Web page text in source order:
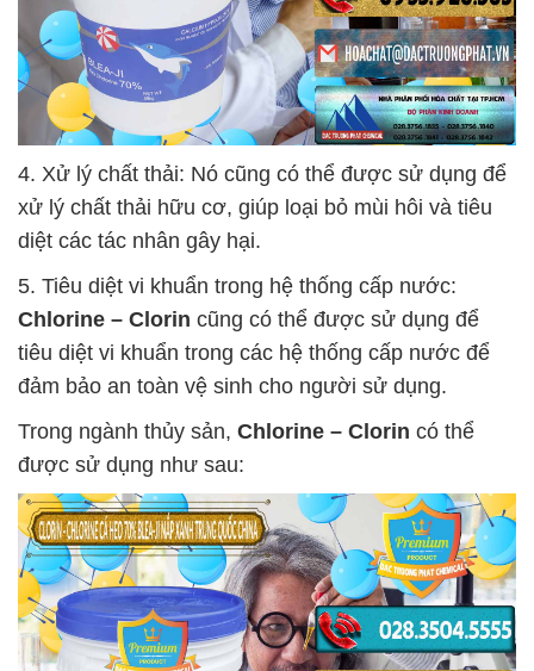
4. Xử lý chất thải: Nó cũng có thể được sử dụng để
xử lý chất thải hữu cơ, giúp loại bỏ mùi hôi và tiêu
diệt các tác nhân gây hại.
5. Tiêu diệt vi khuẩn trong hệ thống cấp nước:
Chlorine – Clorin cũng có thể được sử dụng để
tiêu diệt vi khuẩn trong các hệ thống cấp nước để
đảm bảo an toàn vệ sinh cho người sử dụng.
Trong ngành thủy sản, Chlorine – Clorin có thể
được sử dụng như sau: